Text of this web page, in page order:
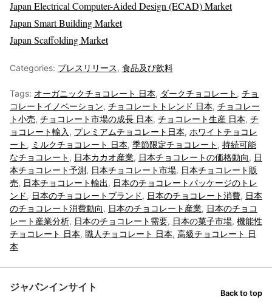
Japan Electrical Computer-Aided Design (ECAD) Market
Japan Smart Building Market
Japan Scaffolding Market
Categories: プレスリリース, 食品及び飲料
Tags: オーガニックチョコレート 日本, ダークチョコレート , チョ
コレートイノベーション, チョコレートトレンド 日本, チョコレー
ト小売, チョコレート市場の成長 日本, チョコレート生産 日本, チ
ョコレート輸入 , プレミアムチョコレート日本, ホワイトチョコレ
ート , ミルクチョコレート 日本, 季節限定チョコレート , 持続可能
なチョコレート , 日本カカオ産業, 日本チョコレートの価格動向, 日
本チョコレート予測, 日本チョコレート市場, 日本チョコレート販
売, 日本チョコレート輸出, 日本のチョコレートパッケージのトレ
ンド, 日本のチョコレートブランド, 日本のチョコレート消費, 日本
のチョコレート消費動向, 日本のチョコレート産業, 日本のチョコ
レート産業分析, 日本のチョコレート需要, 日本の菓子市場, 機能性
チョコレート 日本, 職人チョコレート 日本, 高級チョコレート 日
本
ジャパンインサイト Back to top